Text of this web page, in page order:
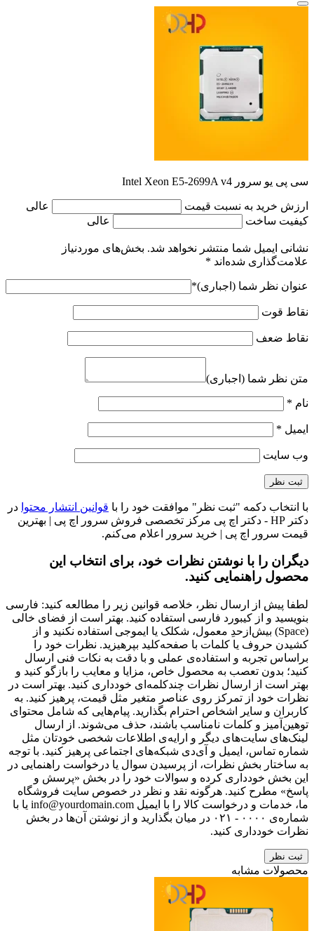
سی پی یو سرور Intel Xeon E5-2699A v4
ارزش خرید به نسبت قیمت
عالی
کیفیت ساخت
عالی
نشانی ایمیل شما منتشر نخواهد شد. بخش‌های موردنیاز
علامت‌گذاری شده‌اند *
عنوان نظر شما (اجباری)*
نقاط قوت
نقاط ضعف
متن نظر شما (اجباری)
نام *
ایمیل *
وب‌ سایت
با انتخاب دکمه "ثبت نظر" موافقت خود را با قوانین انتشار محتوا در
دکتر HP - دکتر اچ پی مرکز تخصصی فروش سرور اچ پی | بهترین
قیمت سرور اچ پی | خرید سرور اعلام می‌کنم.
دیگران را با نوشتن نظرات خود، برای انتخاب این
محصول راهنمایی کنید.
لطفا پیش از ارسال نظر، خلاصه قوانین زیر را مطالعه کنید: فارسی
بنویسید و از کیبورد فارسی استفاده کنید. بهتر است از فضای خالی
(Space) بیش‌از‌حدِ معمول، شکلک یا ایموجی استفاده نکنید و از
کشیدن حروف یا کلمات با صفحه‌کلید بپرهیزید. نظرات خود را
براساس تجربه و استفاده‌ی عملی و با دقت به نکات فنی ارسال
کنید؛ بدون تعصب به محصول خاص، مزایا و معایب را بازگو کنید و
بهتر است از ارسال نظرات چندکلمه‌‌ای خودداری کنید. بهتر است در
نظرات خود از تمرکز روی عناصر متغیر مثل قیمت، پرهیز کنید. به
کاربران و سایر اشخاص احترام بگذارید. پیام‌هایی که شامل محتوای
توهین‌آمیز و کلمات نامناسب باشند، حذف می‌شوند. از ارسال
لینک‌های سایت‌های دیگر و ارایه‌ی اطلاعات شخصی خودتان مثل
شماره تماس، ایمیل و آی‌دی شبکه‌های اجتماعی پرهیز کنید. با توجه
به ساختار بخش نظرات، از پرسیدن سوال یا درخواست راهنمایی در
این بخش خودداری کرده و سوالات خود را در بخش «پرسش و
پاسخ» مطرح کنید. هرگونه نقد و نظر در خصوص سایت فروشگاه
ما، خدمات و درخواست کالا را با ایمیل info@yourdomain.com یا با
شماره‌ی ۰۰۰۰ - ۰۲۱ در میان بگذارید و از نوشتن آن‌ها در بخش
نظرات خودداری کنید.
ثبت نظر
محصولات مشابه